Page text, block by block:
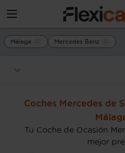
Málaga Mercedes Benz
Coches Mercedes de
Tu Coche de Ocasión
mejor